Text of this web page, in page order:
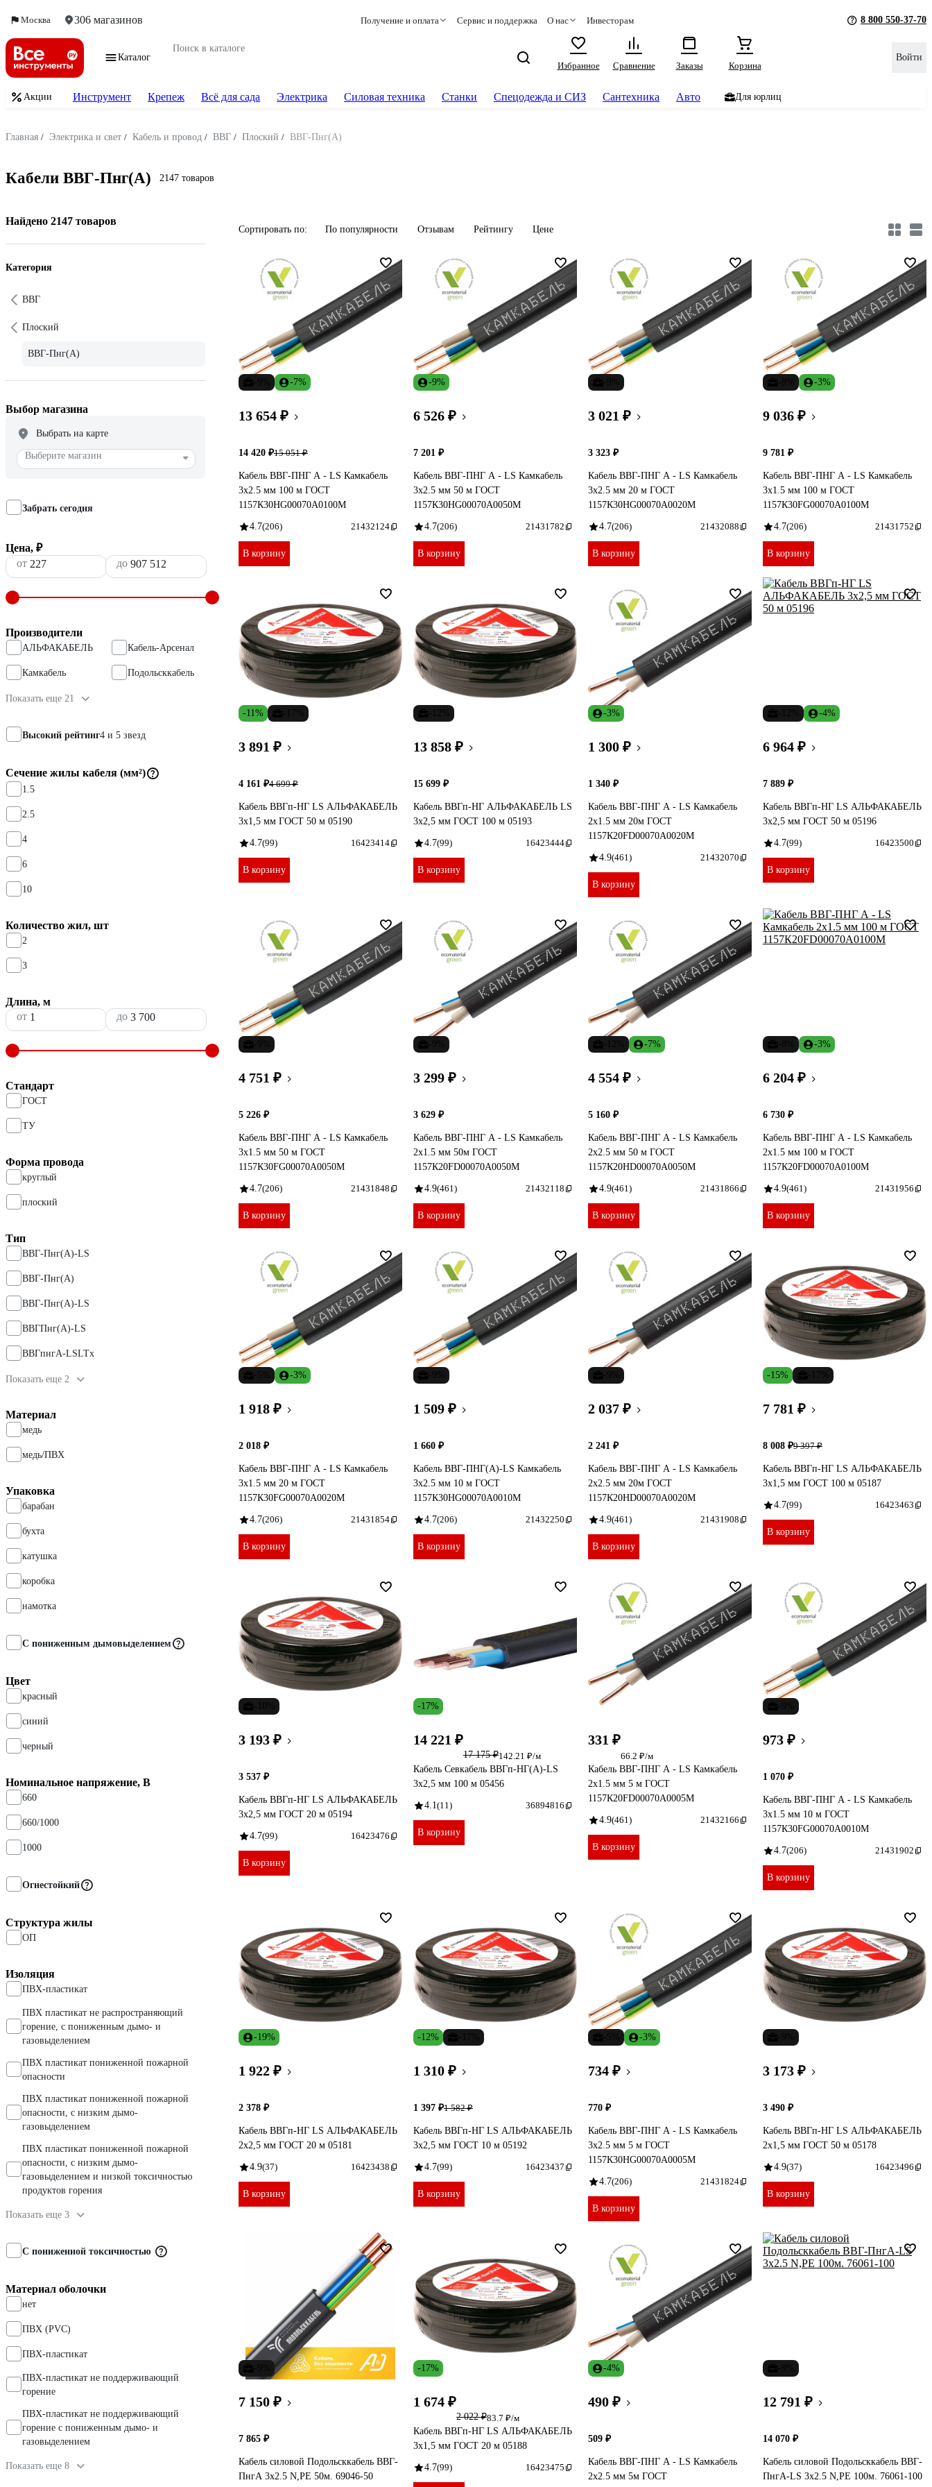
Москва 306 магазинов Получение и оплата Сервис и поддержка О нас Инвесторам 8 800 550-37-70
Каталог
Избранное
Сравнение Заказы Корзина
Войти
Акции Инструмент Крепеж Всё для сада Электрика Силовая техника Станки Спецодежда и СИЗ Сантехника Авто Для юрлиц
Главная / Электрика и свет / Кабель и провод / ВВГ / Плоский / ВВГ-Пнг(А)
Кабели ВВГ-Пнг(А) 2147 товаров
Найдено 2147 товаров
Категория
ВВГ
Плоский
ВВГ-Пнг(А)
Выбор магазина
Выбрать на карте
Выберите магазин
Забрать сегодня
Цена, ₽
от
до
Производители
АЛЬФАКАБЕЛЬ Кабель-Арсенал
Камкабель Подольсккабель
Показать еще 21
Высокий рейтинг4 и 5 звезд
Сечение жилы кабеля (мм²)
1.5
2.5
4
6
10
Количество жил, шт
2
3
Длина, м
от
до
Стандарт
ГОСТ
ТУ
Форма провода
круглый
плоский
Тип
ВВГ-Пнг(A)-LS
ВВГ-Пнг(А)
ВВГ-Пнг(А)-LS
ВВГПнг(А)-LS
ВВГпнгА-LSLTx
Показать еще 2
Материал
медь
медь/ПВХ
Упаковка
барабан
бухта
катушка
коробка
намотка
С пониженным дымовыделением
Цвет
красный
синий
черный
Номинальное напряжение, В
660
660/1000
1000
Огнестойкий
Структура жилы
ОП
Изоляция
ПВХ-пластикат
ПВХ пластикат не распространяющий
горение, с пониженным дымо- и
газовыделением
ПВХ пластикат пониженной пожарной
опасности
ПВХ пластикат пониженной пожарной
опасности, с низким дымо-
газовыделением
ПВХ пластикат пониженной пожарной
опасности, с низким дымо-
газовыделением и низкой токсичностью
продуктов горения
Показать еще 3
С пониженной токсичностью
Материал оболочки
нет
ПВХ (PVC)
ПВХ-пластикат
ПВХ-пластикат не поддерживающий
горение
ПВХ-пластикат не поддерживающий
горение с пониженным дымо- и
газовыделением
Показать еще 8
Сортировать по: По популярности Отзывам Рейтингу Цене
-7%
13 654 ₽
14 420 ₽15 051 ₽
Кабель ВВГ-ПНГ А - LS Камкабель
3x2.5 мм 100 м ГОСТ
1157К30HG00070А0100М
4.7(206) 21432124
В корзину
-9%
6 526 ₽
7 201 ₽
Кабель ВВГ-ПНГ А - LS Камкабель
3x2.5 мм 50 м ГОСТ
1157К30HG00070А0050М
4.7(206) 21431782
В корзину
3 021 ₽
3 323 ₽
Кабель ВВГ-ПНГ А - LS Камкабель
3x2.5 мм 20 м ГОСТ
1157К30HG00070А0020М
4.7(206) 21432088
В корзину
-3%
9 036 ₽
9 781 ₽
Кабель ВВГ-ПНГ А - LS Камкабель
3x1.5 мм 100 м ГОСТ
1157К30FG00070А0100М
4.7(206) 21431752
В корзину
-11%
3 891 ₽
4 161 ₽4 699 ₽
Кабель ВВГп-НГ LS АЛЬФАКАБЕЛЬ
3х1,5 мм ГОСТ 50 м 05190
4.7(99) 16423414
В корзину
13 858 ₽
15 699 ₽
Кабель ВВГп-НГ АЛЬФАКАБЕЛЬ LS
3х2,5 мм ГОСТ 100 м 05193
4.7(99) 16423444
В корзину
-3%
1 300 ₽
1 340 ₽
Кабель ВВГ-ПНГ А - LS Камкабель
2x1.5 мм 20м ГОСТ
1157К20FD00070А0020М
4.9(461) 21432070
В корзину
-4%
6 964 ₽
7 889 ₽
Кабель ВВГп-НГ LS АЛЬФАКАБЕЛЬ
3х2,5 мм ГОСТ 50 м 05196
4.7(99) 16423500
В корзину
4 751 ₽
5 226 ₽
Кабель ВВГ-ПНГ А - LS Камкабель
3x1.5 мм 50 м ГОСТ
1157К30FG00070А0050М
4.7(206) 21431848
В корзину
3 299 ₽
3 629 ₽
Кабель ВВГ-ПНГ А - LS Камкабель
2x1.5 мм 50м ГОСТ
1157К20FD00070А0050М
4.9(461) 21432118
В корзину
-7%
4 554 ₽
5 160 ₽
Кабель ВВГ-ПНГ А - LS Камкабель
2x2.5 мм 50 м ГОСТ
1157К20HD00070А0050М
4.9(461) 21431866
В корзину
-3%
6 204 ₽
6 730 ₽
Кабель ВВГ-ПНГ А - LS Камкабель
2x1.5 мм 100 м ГОСТ
1157К20FD00070А0100М
4.9(461) 21431956
В корзину
-3%
1 918 ₽
2 018 ₽
Кабель ВВГ-ПНГ А - LS Камкабель
3x1.5 мм 20 м ГОСТ
1157К30FG00070А0020М
4.7(206) 21431854
В корзину
1 509 ₽
1 660 ₽
Кабель ВВГ-ПНГ(А)-LS Камкабель
3x2.5 мм 10 м ГОСТ
1157К30HG00070А0010М
4.7(206) 21432250
В корзину
2 037 ₽
2 241 ₽
Кабель ВВГ-ПНГ А - LS Камкабель
2x2.5 мм 20м ГОСТ
1157К20HD00070А0020М
4.9(461) 21431908
В корзину
-15%
7 781 ₽
8 008 ₽9 397 ₽
Кабель ВВГп-НГ LS АЛЬФАКАБЕЛЬ
3х1,5 мм ГОСТ 100 м 05187
4.7(99) 16423463
В корзину
3 193 ₽
3 537 ₽
Кабель ВВГп-НГ LS АЛЬФАКАБЕЛЬ
3х2,5 мм ГОСТ 20 м 05194
4.7(99) 16423476
В корзину
-17%
14 221 ₽
17 175 ₽142.21 ₽/м
Кабель Севкабель ВВГп-НГ(А)-LS
3х2,5 мм 100 м 05456
4.1 (11) 36894816
В корзину
331 ₽
66.2 ₽/м
Кабель ВВГ-ПНГ А - LS Камкабель
2x1.5 мм 5 м ГОСТ
1157К20FD00070А0005М
4.9(461) 21432166
В корзину
973 ₽
1 070 ₽
Кабель ВВГ-ПНГ А - LS Камкабель
3x1.5 мм 10 м ГОСТ
1157К30FG00070А0010М
4.7(206) 21431902
В корзину
-19%
1 922 ₽
2 378 ₽
Кабель ВВГп-НГ LS АЛЬФАКАБЕЛЬ
2х2,5 мм ГОСТ 20 м 05181
4.9(37) 16423438
В корзину
-12%
1 310 ₽
1 397 ₽1 582 ₽
Кабель ВВГп-НГ LS АЛЬФАКАБЕЛЬ
3х2,5 мм ГОСТ 10 м 05192
4.7(99) 16423437
В корзину
-3%
734 ₽
770 ₽
Кабель ВВГ-ПНГ А - LS Камкабель
3x2.5 мм 5 м ГОСТ
1157К30HG00070А0005М
4.7(206) 21431824
В корзину
3 173 ₽
3 490 ₽
Кабель ВВГп-НГ LS АЛЬФАКАБЕЛЬ
2х1,5 мм ГОСТ 50 м 05178
4.9(37) 16423496
В корзину
7 150 ₽
7 865 ₽
Кабель силовой Подольсккабель ВВГ-
ПнгА 3х2.5 N,PE 50м. 69046-50
-17%
1 674 ₽
2 022 ₽83.7 ₽/м
Кабель ВВГп-НГ LS АЛЬФАКАБЕЛЬ
3х1,5 мм ГОСТ 20 м 05188
4.7(99) 16423475
-4%
490 ₽
509 ₽
Кабель ВВГ-ПНГ А - LS Камкабель
2x2.5 мм 5м ГОСТ
12 791 ₽
14 070 ₽
Кабель силовой Подольсккабель ВВГ-
ПнгА-LS 3х2.5 N,PE 100м. 76061-100